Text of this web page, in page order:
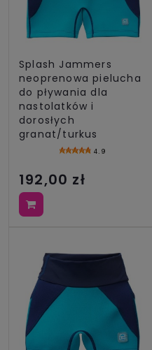
Splash Jammers
neoprenowa pielucha
do pływania dla
nastolatków i
dorosłych
granat/turkus
4.9
192,00 zł